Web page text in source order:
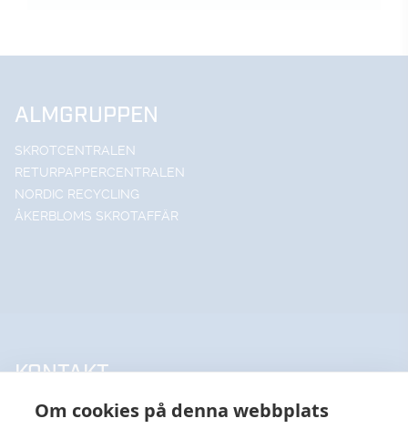
Om cookies på denna webbplats
ALMGRUPPEN
SKROTCENTRALEN
RETURPAPPERCENTRALEN
NORDIC RECYCLING
ÅKERBLOMS SKROTAFFÄR
KONTAKT
UPPSALA HANDELSSTÅL AB